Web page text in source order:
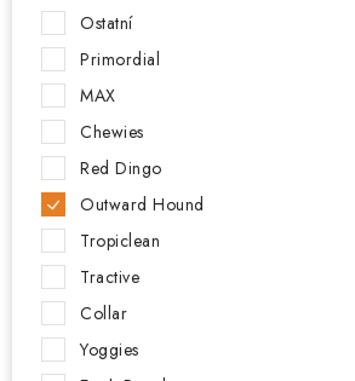
Ostatní
Primordial
MAX
Chewies
Red Dingo
Outward Hound
Tropiclean
Tractive
Collar
Yoggies